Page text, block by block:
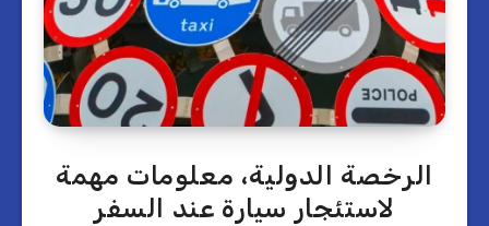
الرخصة الدولية، معلومات مهمة
لاستئجار سيارة عند السفر